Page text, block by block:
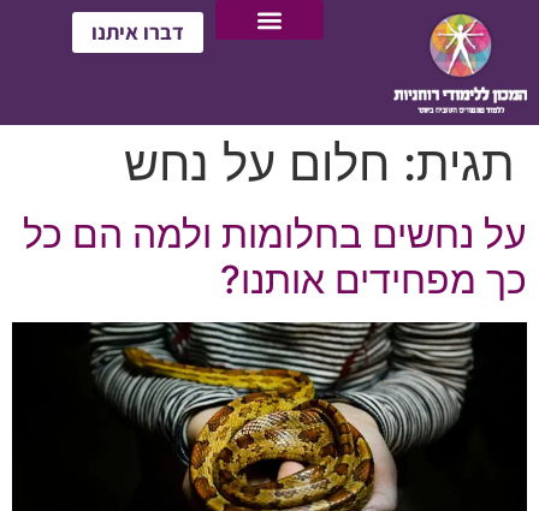
דברו איתנו
תגית: חלום על נחש
על נחשים בחלומות ולמה הם כל
כך מפחידים אותנו?